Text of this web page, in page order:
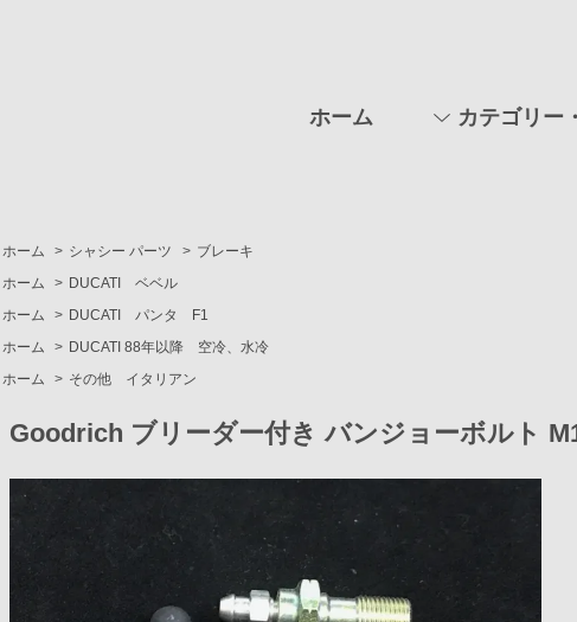
ホーム カテゴリー
ホーム > シャシー パーツ > ブレーキ
ホーム
> DUCATI ベベル
ホーム
> DUCATI パンタ F1
ホーム
> DUCATI 88年以降 空冷、水冷
ホーム
> その他 イタリアン
Goodrich ブリーダー付き バンジョーボルト